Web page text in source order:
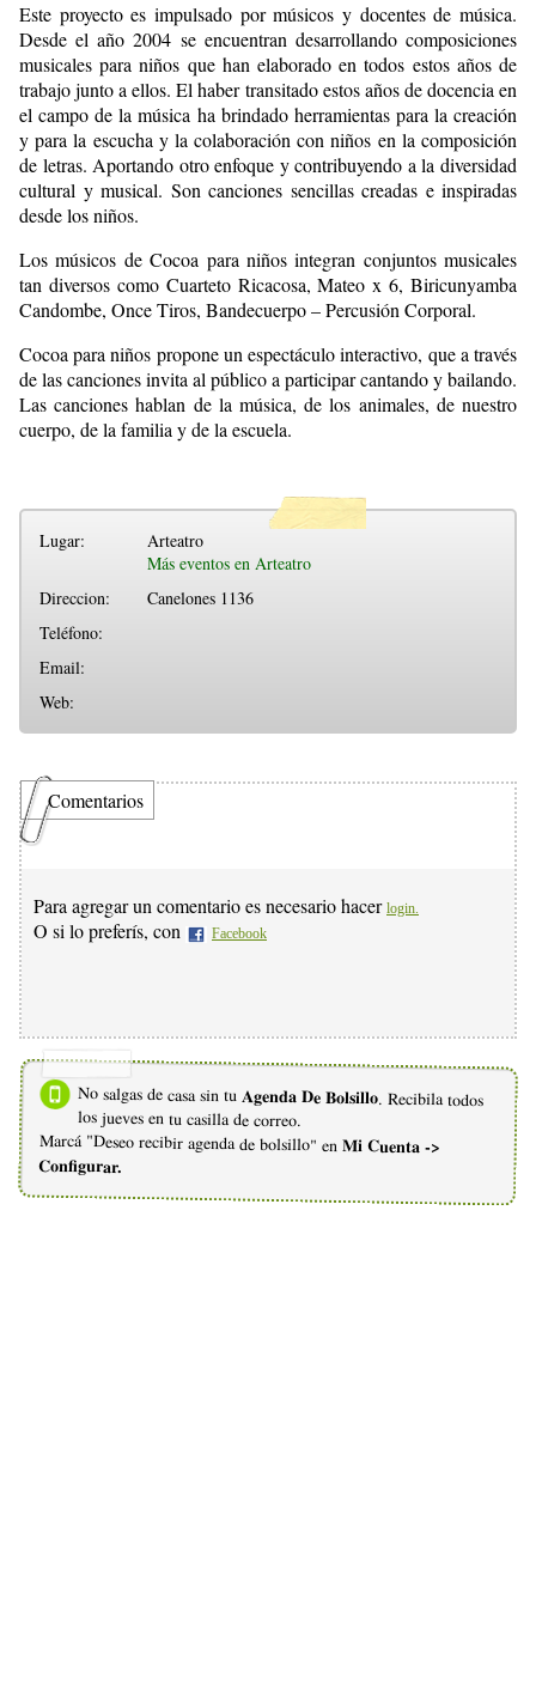
Este proyecto es impulsado por músicos y docentes de música.
Desde el año 2004 se encuentran desarrollando composiciones
musicales para niños que han elaborado en todos estos años de
trabajo junto a ellos. El haber transitado estos años de docencia en
el campo de la música ha brindado herramientas para la creación
y para la escucha y la colaboración con niños en la composición
de letras. Aportando otro enfoque y contribuyendo a la diversidad
cultural y musical. Son canciones sencillas creadas e inspiradas
desde los niños.
Los músicos de Cocoa para niños integran conjuntos musicales
tan diversos como Cuarteto Ricacosa, Mateo x 6, Biricunyamba
Candombe, Once Tiros, Bandecuerpo – Percusión Corporal.
Cocoa para niños propone un espectáculo interactivo, que a través
de las canciones invita al público a participar cantando y bailando.
Las canciones hablan de la música, de los animales, de nuestro
cuerpo, de la familia y de la escuela.
Lugar:
Arteatro
Más eventos en Arteatro
Direccion:
Canelones 1136
Teléfono:
Email:
Web:
Comentarios
Para agregar un comentario es necesario hacer login.
O si lo preferís, con Facebook
No salgas de casa sin tu Agenda De Bolsillo. Recibila todos
los jueves en tu casilla de correo.
Marcá "Deseo recibir agenda de bolsillo" en Mi Cuenta ->
Configurar.